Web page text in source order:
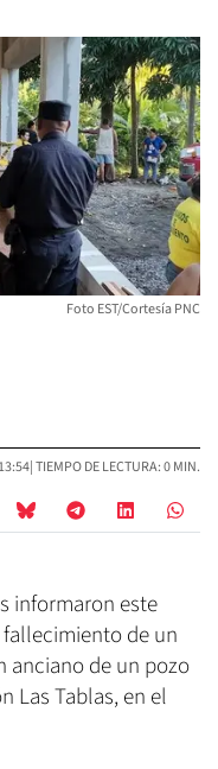
Foto EST/Cortesía PNC
13:54| TIEMPO DE LECTURA: 0 MIN.
informaron este
de un
anciano de un pozo
Las Tablas, en el